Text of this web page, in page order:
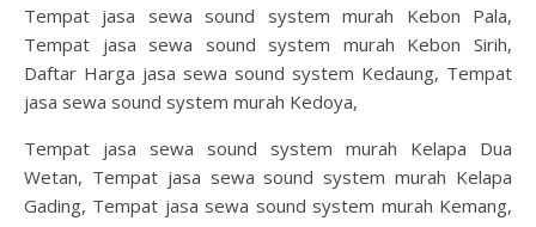
Tempat jasa sewa sound system murah Kebon Pala,
Tempat jasa sewa sound system murah Kebon Sirih,
Daftar Harga jasa sewa sound system Kedaung, Tempat
jasa sewa sound system murah Kedoya,
Tempat jasa sewa sound system murah Kelapa Dua
Wetan, Tempat jasa sewa sound system murah Kelapa
Gading, Tempat jasa sewa sound system murah Kemang,